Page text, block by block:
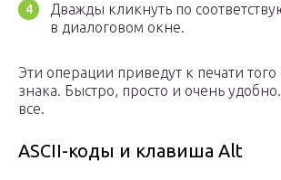
Дважды кликнуть по
в диалоговом окне.
Эти операции приведут к печати
знака. Быстро, просто и очень
все.
ASCII-коды и клавиша Alt